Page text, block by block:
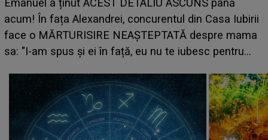
HOROSCOP 6 august 2026. Zodia
care are șansa să câștige mai mulți
bani. O oportunitate neașteptată îi
poate schimba situația financiară
la început de lună
LINE-UP
Cine
cele mai